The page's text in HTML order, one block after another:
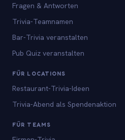
Fragen & Antworten
Trivia-Teamnamen
Bar-Trivia veranstalten
Pub Quiz veranstalten
FÜR LOCATIONS
Restaurant-Trivia-Ideen
Trivia-Abend als Spendenaktion
FÜR TEAMS